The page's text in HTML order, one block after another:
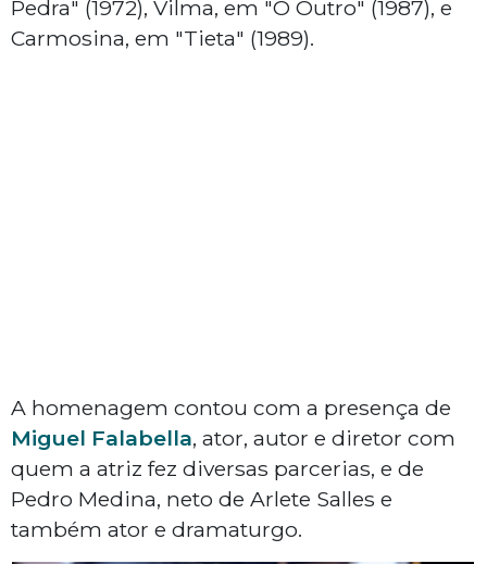
Pedra" (1972), Vilma, em "O Outro" (1987), e
Carmosina, em "Tieta" (1989).
A homenagem contou com a presença de
Miguel Falabella, ator, autor e diretor com
quem a atriz fez diversas parcerias, e de
Pedro Medina, neto de Arlete Salles e
também ator e dramaturgo.